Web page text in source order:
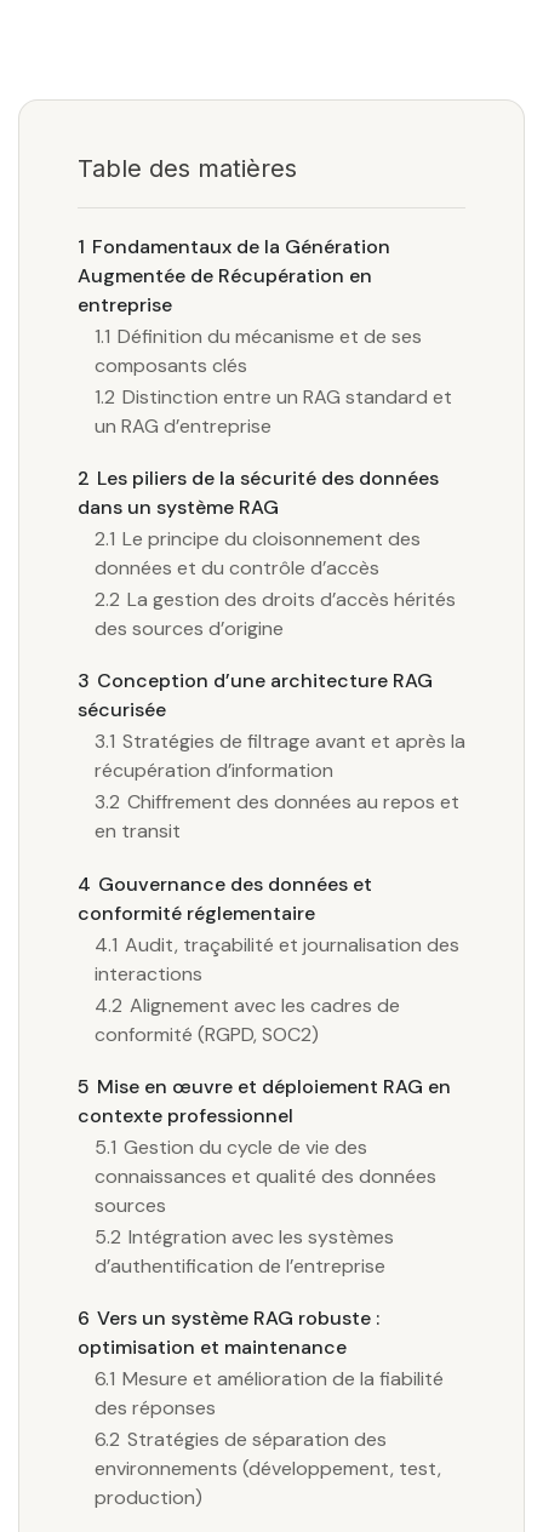
Table des matières
1 Fondamentaux de la Génération
Augmentée de Récupération en
entreprise
1.1 Définition du mécanisme et de ses
composants clés
1.2 Distinction entre un RAG standard et
un RAG d’entreprise
2 Les piliers de la sécurité des données
dans un système RAG
2.1 Le principe du cloisonnement des
données et du contrôle d’accès
2.2 La gestion des droits d’accès hérités
des sources d’origine
3 Conception d’une architecture RAG
sécurisée
3.1 Stratégies de filtrage avant et après la
récupération d’information
3.2 Chiffrement des données au repos et
en transit
4 Gouvernance des données et
conformité réglementaire
4.1 Audit, traçabilité et journalisation des
interactions
4.2 Alignement avec les cadres de
conformité (RGPD, SOC2)
5 Mise en œuvre et déploiement RAG en
contexte professionnel
5.1 Gestion du cycle de vie des
connaissances et qualité des données
sources
5.2 Intégration avec les systèmes
d’authentification de l’entreprise
6 Vers un système RAG robuste :
optimisation et maintenance
6.1 Mesure et amélioration de la fiabilité
des réponses
6.2 Stratégies de séparation des
environnements (développement, test,
production)